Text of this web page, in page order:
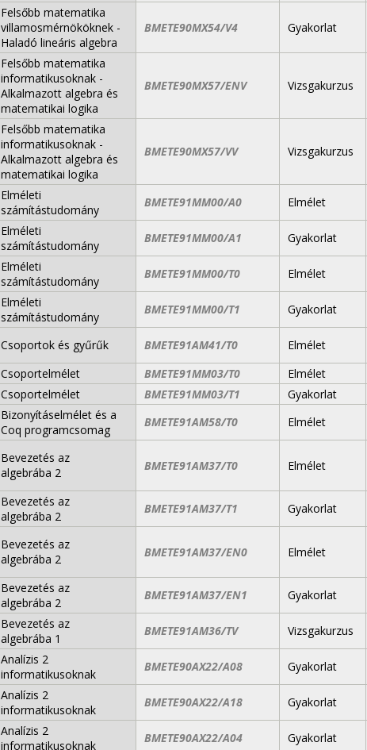
Felsőbb matematika
villamosmérnököknek -
Haladó lineáris algebra
BMETE90MX54/V4 Gyakorlat
Felsőbb matematika
informatikusoknak -
Alkalmazott algebra és
matematikai logika
BMETE90MX57/ENV Vizsgakurzus
Felsőbb matematika
informatikusoknak -
Alkalmazott algebra és
matematikai logika
BMETE90MX57/VV Vizsgakurzus
Elméleti
számítástudomány
BMETE91MM00/A0 Elmélet
Elméleti
számítástudomány
BMETE91MM00/A1 Gyakorlat
Elméleti
számítástudomány
BMETE91MM00/T0 Elmélet
Elméleti
számítástudomány
BMETE91MM00/T1 Gyakorlat
Csoportok és gyűrűk BMETE91AM41/T0 Elmélet
Csoportelmélet
BMETE91MM03/T0 Elmélet
Csoportelmélet
BMETE91MM03/T1 Gyakorlat
Bizonyításelmélet és a
Coq programcsomag
BMETE91AM58/T0 Elmélet
Bevezetés az
algebrába 2
BMETE91AM37/T0 Elmélet
Bevezetés az
algebrába 2
BMETE91AM37/T1 Gyakorlat
Bevezetés az
algebrába 2
BMETE91AM37/EN0 Elmélet
Bevezetés az
algebrába 2
BMETE91AM37/EN1 Gyakorlat
Bevezetés az
algebrába 1
BMETE91AM36/TV Vizsgakurzus
Analízis 2
informatikusoknak
BMETE90AX22/A08 Gyakorlat
Analízis 2
informatikusoknak
BMETE90AX22/A18 Gyakorlat
Analízis 2
informatikusoknak
BMETE90AX22/A04 Gyakorlat